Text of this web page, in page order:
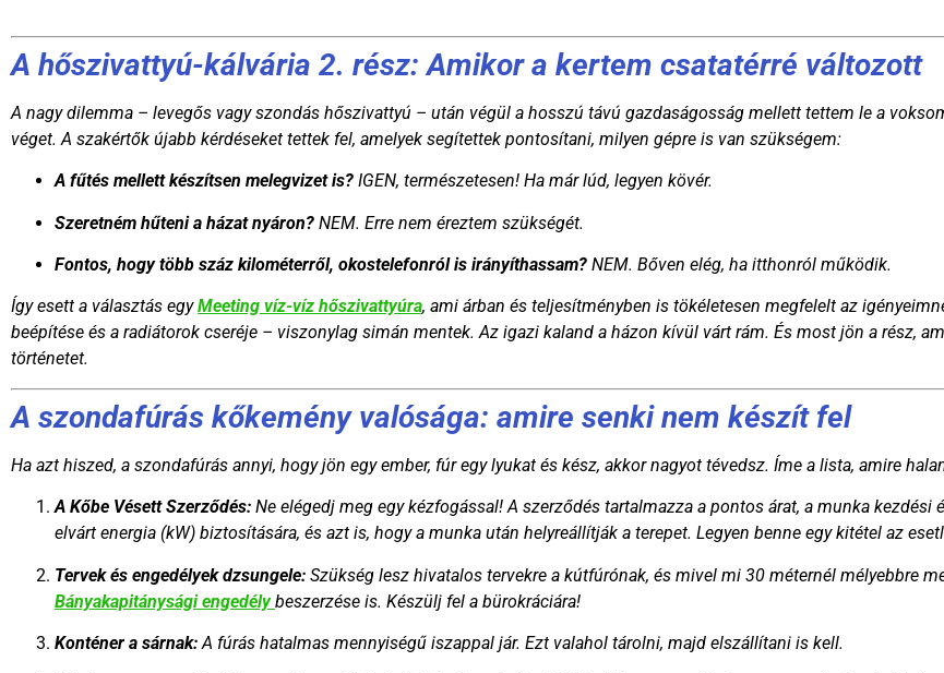
A hőszivattyú-kálvária 2. rész: Amikor a kertem csatatérré változott
A nagy dilemma – levegős vagy szondás hőszivattyú – után végül a hosszú távú gazdaságosság mellett tettem le a
véget. A szakértők újabb kérdéseket tettek fel, amelyek segítettek pontosítani, milyen gépre is van szükségem:
A fűtés mellett készítsen melegvizet is? IGEN, természetesen! Ha már lúd, legyen kövér.
Szeretném hűteni a házat nyáron? NEM. Erre nem éreztem szükségét.
Fontos, hogy több száz kilométerről, okostelefonról is irányíthassam? NEM. Bőven elég, ha itthonról működik.
Így esett a választás egyMeeting víz-víz hőszivattyúra, ami árban és teljesítményben is tökéletesen megfelelt az
beépítése és a radiátorok cseréje – viszonylag simán mentek. Az igazi kaland a házon kívül várt rám. És most jön a rész,
történetet.
A szondafúrás kőkemény valósága: amire senki nem készít fel
Ha azt hiszed, a szondafúrás annyi, hogy jön egy ember, fúr egy lyukat és kész, akkor nagyot tévedsz. Íme a lista, amire
A Kőbe Vésett Szerződés: Ne elégedj meg egy kézfogással! A szerződés tartalmazza a pontos árat, a munka kezdési
elvárt energia (kW) biztosítására, és azt is, hogy a munka után helyreállítják a terepet. Legyen benne egy kitétel az
Tervek és engedélyek dzsungele: Szükség lesz hivatalos tervekre a kútfúrónak, és mivel mi 30 méternél mélyebbre
Bányakapitánysági engedély beszerzése is. Készülj fel a bürokráciára!
Konténer a sárnak:A fúrás hatalmas mennyiségű iszappal jár. Ezt valahol tárolni, majd elszállítani is kell.